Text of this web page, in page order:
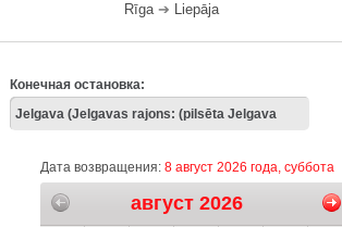
Rīga➔ Liepāja
Конечная остановка:
Дата возвращения: 8 август 2026 года, суббота
август 2026